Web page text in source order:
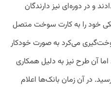
و در دوره‌ای نیز دارندگان
خود را به کارت سوخت متصل
می‌کرد به صورت خودکار
آن طرح نیز به دلیل همکاری
در آن زمان بانک‌ها اعلام